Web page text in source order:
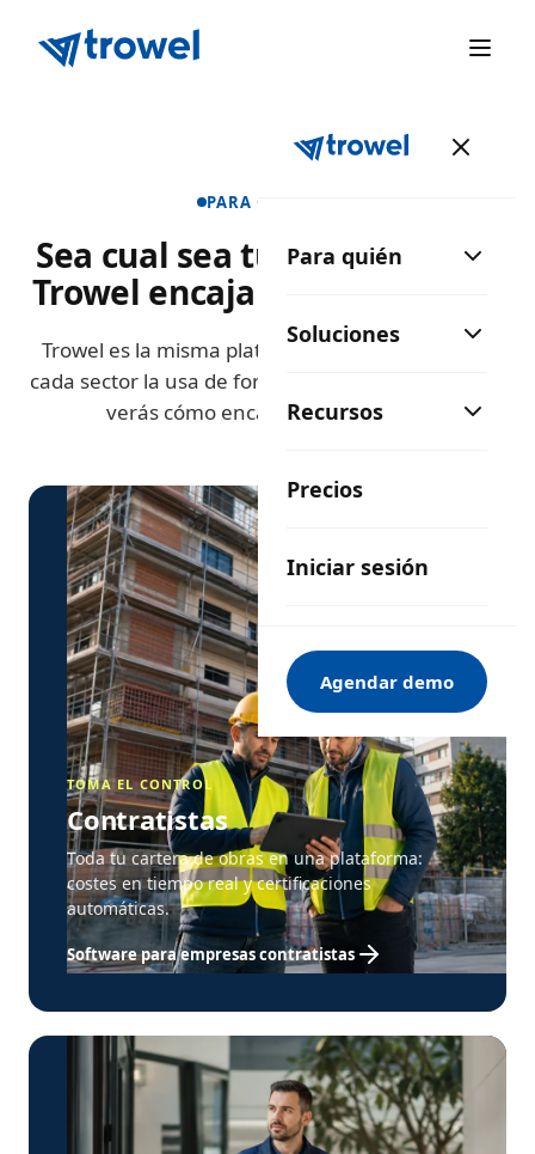
Para quién
Soluciones
Recursos
Precios
Iniciar sesión
Agendar demo
PARA QUIÉN ES
Sea cual sea tu especialidad,
Trowel encaja en tu día a día.
Trowel es la misma plataforma para todos, pero
cada sector la usa de forma distinta. Elige el tuyo y
verás cómo encaja en tu día a día.
TOMA EL CONTROL
Contratistas
Toda tu cartera de obras en una plataforma:
costes en tiempo real y certificaciones
automáticas.
Software para empresas contratistas